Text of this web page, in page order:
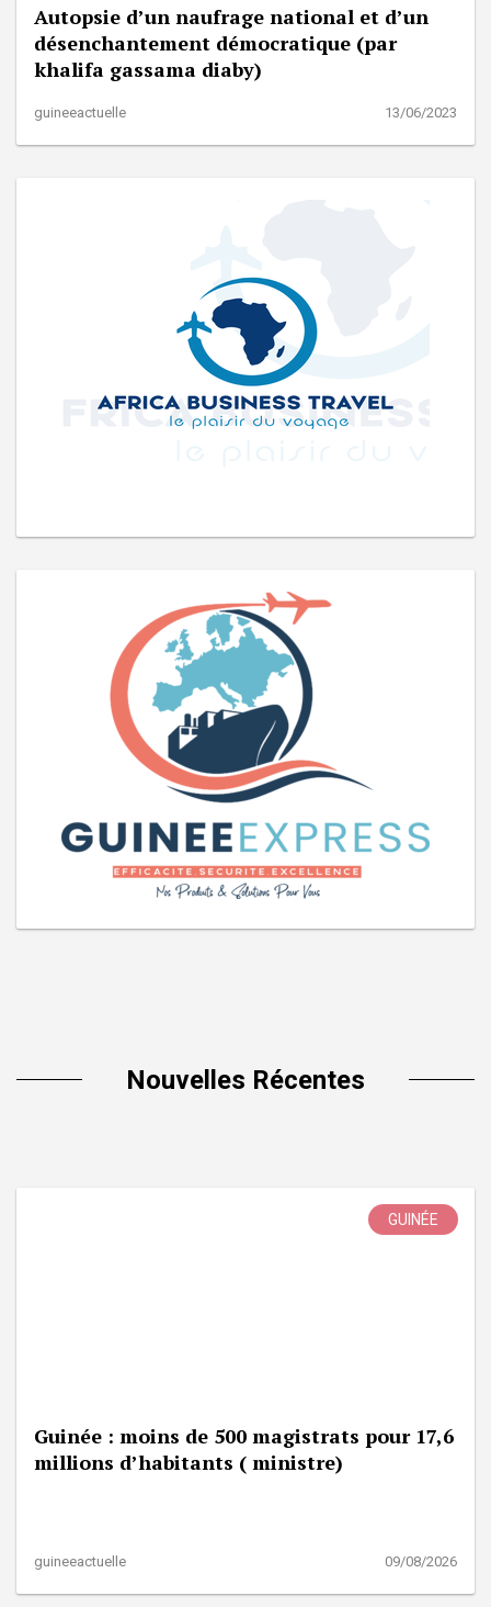
Autopsie d’un naufrage national et d’un
désenchantement démocratique (par
khalifa gassama diaby)
guineeactuelle 13/06/2023
Nouvelles Récentes
GUINÉE
Guinée : moins de 500 magistrats pour 17,6
millions d’habitants ( ministre)
guineeactuelle 09/08/2026